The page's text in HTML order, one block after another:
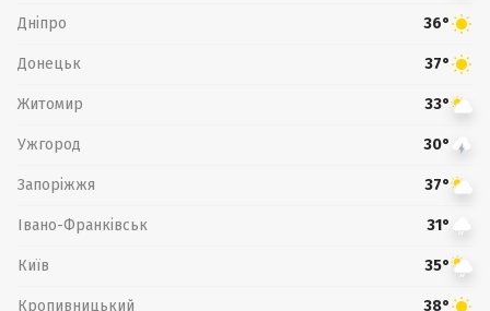
Дніпро 36°
Донецьк 37°
Житомир 33°
Ужгород 30°
Запоріжжя 37°
Івано-Франківськ 31°
Київ 35°
Кропивницький 38°